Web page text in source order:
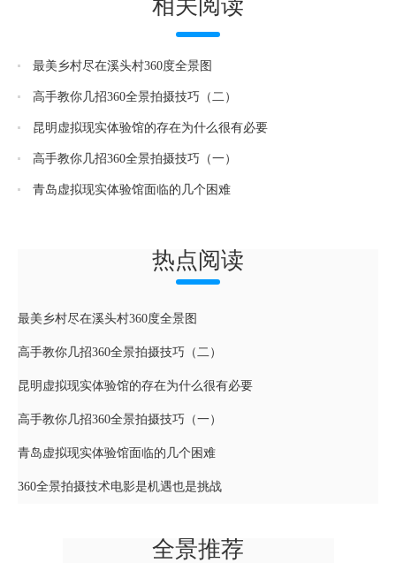
相关阅读
最美乡村尽在溪头村360度全景图
高手教你几招360全景拍摄技巧（二）
昆明虚拟现实体验馆的存在为什么很有必要
高手教你几招360全景拍摄技巧（一）
青岛虚拟现实体验馆面临的几个困难
热点阅读
最美乡村尽在溪头村360度全景图
高手教你几招360全景拍摄技巧（二）
昆明虚拟现实体验馆的存在为什么很有必要
高手教你几招360全景拍摄技巧（一）
青岛虚拟现实体验馆面临的几个困难
360全景拍摄技术电影是机遇也是挑战
全景推荐